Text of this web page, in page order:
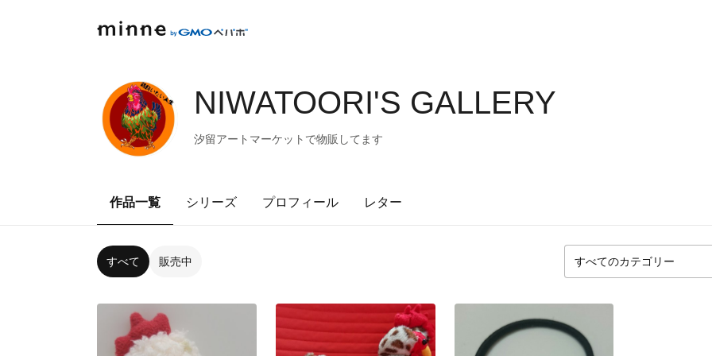
NIWATOORI'S GALLERY
汐留アートマーケットで物販してます
作品一覧 シリーズ プロフィール レター
すべて 販売中